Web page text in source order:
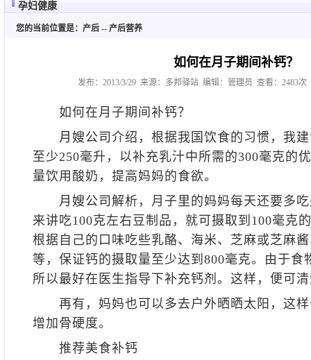
孕妇健康
您的当前位置是： 产后 -- 产后营养
如何在月子期间补钙？
发布：2013/3/29 来源：多邦驿站 编辑：管理员 查看：2483
如何在月子期间补钙？
月嫂公司 介绍，根据我国饮食的习惯，我
至少250毫升，以补充乳汁中所需的300毫克的
量饮用酸奶，提高妈妈的食欲。
月嫂公司 解析，月子里的妈妈每天还要多
来讲吃100克左右豆制品，就可摄取到100毫克
根据自己的口味吃些乳酪、海米、芝麻或芝麻
等，保证钙的摄取量至少达到800毫克。由于食
所以最好在医生指导下补充钙剂。这样，便可
再有，妈妈也可以多去户外晒晒太阳，这样
增加骨硬度。
推荐美食补钙